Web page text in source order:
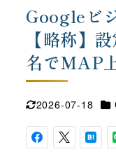
Googleビ
【略称】
名でMAP
更新日
2026-07-18 カ